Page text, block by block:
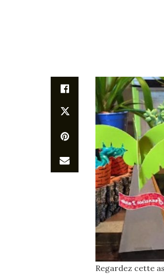
Regardez cette